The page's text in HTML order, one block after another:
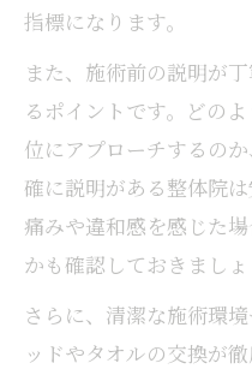
指標になります。
また、施術前の説明が
るポイントです。どの
位にアプローチするの
確に説明がある整体院
痛みや違和感を感じた
かも確認しておきましょ
さらに、清潔な施術環
ッドやタオルの交換が